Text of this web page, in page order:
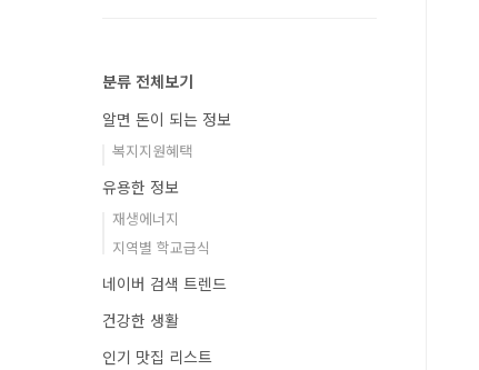
분류 전체보기
알면 돈이 되는 정보
복지지원혜택
유용한 정보
재생에너지
지역별 학교급식
네이버 검색 트렌드
건강한 생활
인기 맛집 리스트